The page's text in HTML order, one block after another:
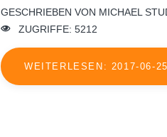
GESCHRIEBEN VON MICHAEL
ZUGRIFFE: 5212
WEITERLESEN: 2017-06-